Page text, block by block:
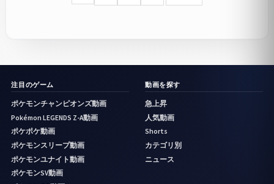
注目のゲーム
ポケモンチャンピオンズ動画
Pokémon LEGENDS Z-A動画
ポケポケ動画
ポケモンスリープ動画
ポケモンユナイト動画
ポケモンSV動画
動画を探す
急上昇
人気動画
Shorts
カテゴリ別
ニュース